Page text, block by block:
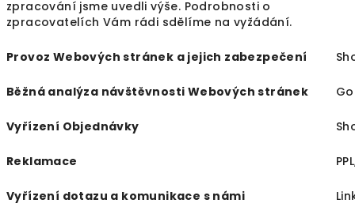
zpracování jsme uvedli výše. Podrobnosti o
zpracovatelích Vám rádi sdělíme na vyžádání.
Provoz Webových stránek a jejich zabezpečení
Běžná analýza návštěvnosti Webových stránek
Vyřízení Objednávky
Reklamace PPL
Vyřízení dotazu a komunikace s námi